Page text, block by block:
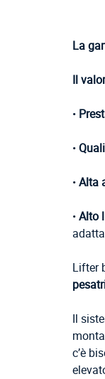
La
Il
•
•
•Alta
•Alto
Lifter
Il
c’è